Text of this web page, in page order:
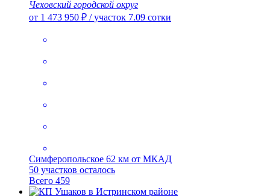
Чеховский городской округ
от 1 473 950 ₽ /участок 7.09 сотки
Симферопольское 62 км от МКАД
50 участков осталось
Всего 459